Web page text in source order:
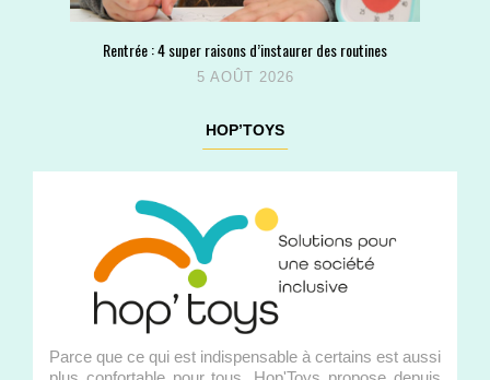
Rentrée : 4 super raisons d’instaurer des routines
5 AOÛT 2026
HOP’TOYS
Parce que ce qui est indispensable à certains est aussi